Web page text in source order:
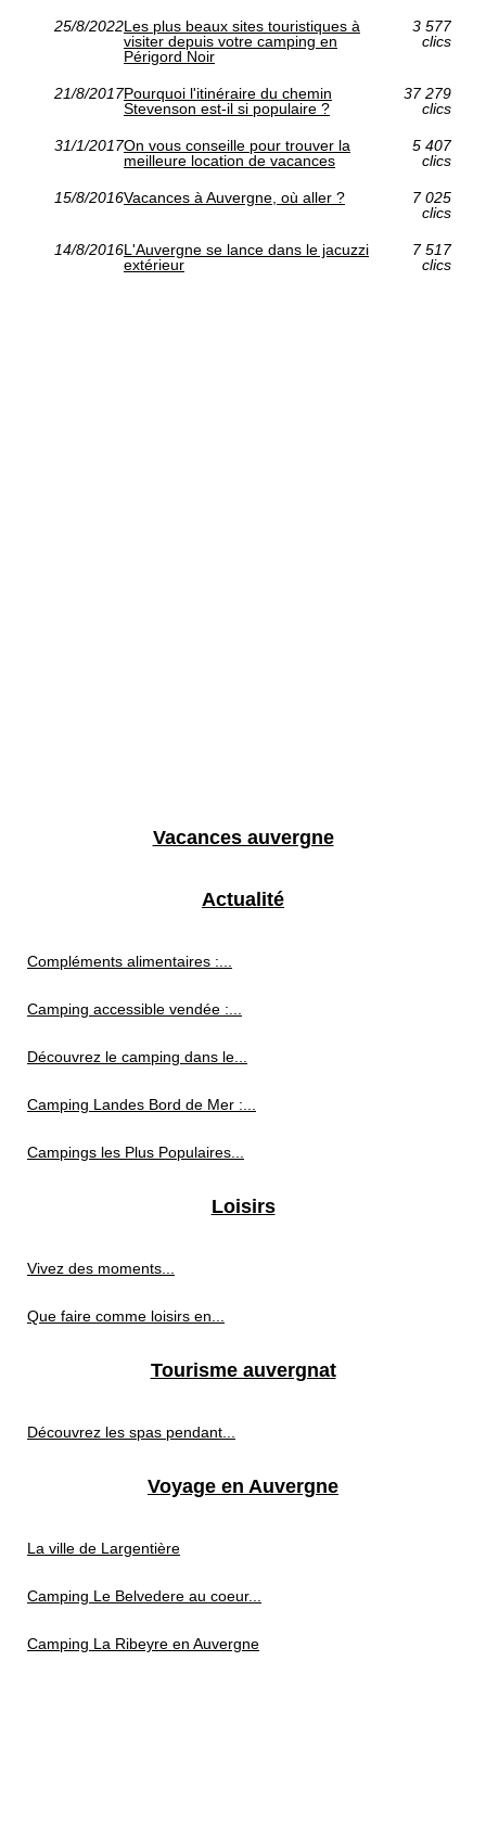
25/8/2022Les plus beaux sites touristiques à
visiter depuis votre camping en
Périgord Noir
3 577
clics
21/8/2017Pourquoi l'itinéraire du chemin
Stevenson est-il si populaire ?
37 279
clics
31/1/2017On vous conseille pour trouver la
meilleure location de vacances
5 407
clics
15/8/2016Vacances à Auvergne, où aller ?
7 025
clics
14/8/2016L'Auvergne se lance dans le jacuzzi
extérieur
7 517
clics
Vacances auvergne
Actualité
Compléments alimentaires :...
Camping accessible vendée :...
Découvrez le camping dans le...
Camping Landes Bord de Mer :...
Campings les Plus Populaires...
Loisirs
Vivez des moments...
Que faire comme loisirs en...
Tourisme auvergnat
Découvrez les spas pendant...
Voyage en Auvergne
La ville de Largentière
Camping Le Belvedere au coeur...
Camping La Ribeyre en Auvergne